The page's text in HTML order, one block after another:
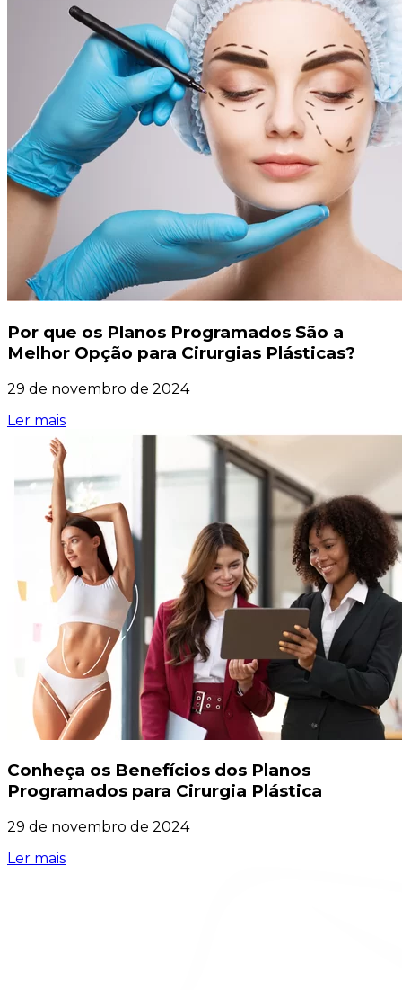
Por que os Planos Programados São a
Melhor Opção para Cirurgias Plásticas?
29 de novembro de 2024
Ler mais
Conheça os Benefícios dos Planos
Programados para Cirurgia Plástica
29 de novembro de 2024
Ler mais